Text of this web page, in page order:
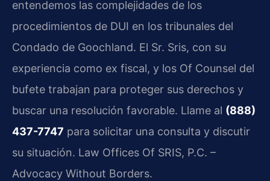
entendemos las complejidades de los
procedimientos de DUI en los tribunales del
Condado de Goochland. El Sr. Sris, con su
experiencia como ex fiscal, y los Of Counsel del
bufete trabajan para proteger sus derechos y
buscar una resolución favorable. Llame al (888)
437-7747 para solicitar una consulta y discutir
su situación. Law Offices Of SRIS, P.C. –
Advocacy Without Borders.